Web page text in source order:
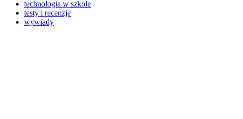
technologia w szkole
testy i recenzje
wywiady